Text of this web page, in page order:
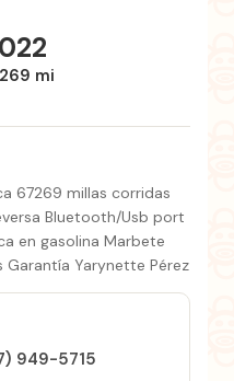
mi
67269 millas corridas
Bluetooth/Usb port
en gasolina Marbete
Yarynette Pérez
949-5715